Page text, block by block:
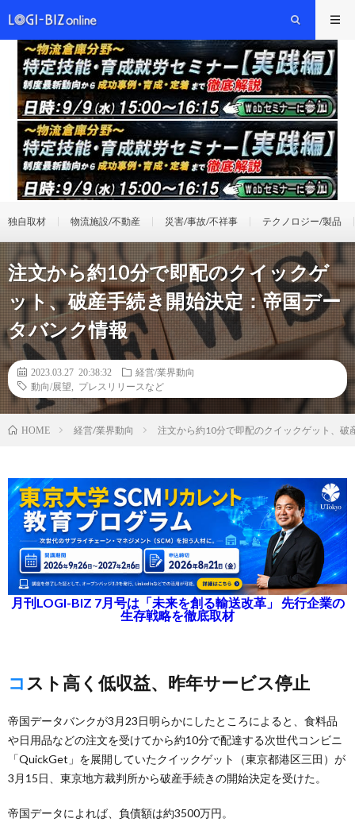
独自取材 物流施設/不動産 災害/事故/不祥事 テクノロジー/製品
注文から約10分で即配のクイックゲ
ット、破産手続き開始決定：帝国デー
タバンク情報
2023.03.27 20:38:32
経営/業界動向
動向/展望
プレスリリースなど
HOME 経営/業界動向 注文から約10分で即配のクイックゲット、
月刊LOGI-BIZ 7月号は「未来を創る輸送改革」 先行企業の
生存戦略を徹底取材
コスト高く低収益、昨年サービス停止
帝国データバンクが3月23日明らかにしたところによると、食料品
や日用品などの注文を受けてから約10分で配達する次世代コンビニ
「QuickGet」を展開していたクイックゲット（東京都港区三田）が
3月15日、東京地方裁判所から破産手続きの開始決定を受けた。
帝国データによれば、負債額は約3500万円。